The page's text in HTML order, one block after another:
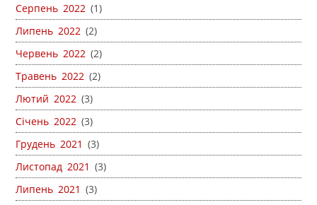
Серпень 2022 (1)
Липень 2022 (2)
Червень 2022 (2)
Травень 2022 (2)
Лютий 2022 (3)
Січень 2022 (3)
Грудень 2021 (3)
Листопад 2021 (3)
Липень 2021 (3)